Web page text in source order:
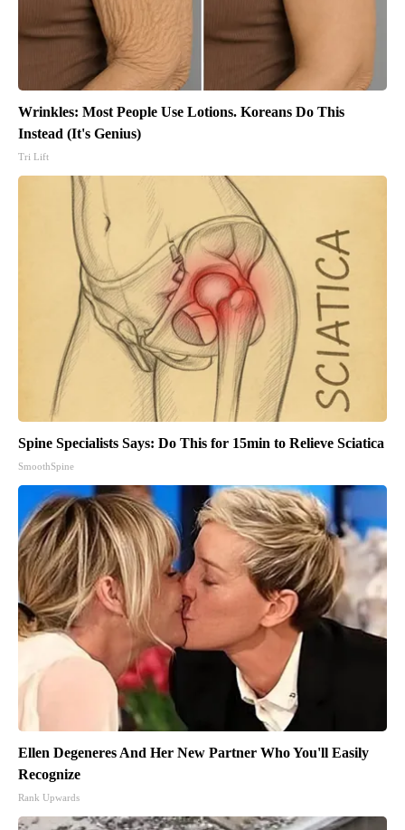
Wrinkles: Most People Use Lotions. Koreans Do This
Instead (It's Genius)
Tri Lift
Spine Specialists Says: Do This for 15min to Relieve Sciatica
SmoothSpine
Ellen Degeneres And Her New Partner Who You'll Easily
Recognize
Rank Upwards